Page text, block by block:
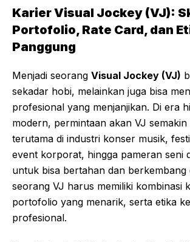
Karier Visual Jockey (VJ):
Portofolio, Rate Card, dan
Panggung
Menjadi seorang Visual Jockey (VJ)
sekadar hobi, melainkan juga bisa
profesional yang menjanjikan. Di era
modern, permintaan akan VJ semakin
terutama di industri konser musik,
event korporat, hingga pameran seni
untuk bisa bertahan dan berkembang
seorang VJ harus memiliki kombinasi
portofolio yang menarik, serta etika
profesional.